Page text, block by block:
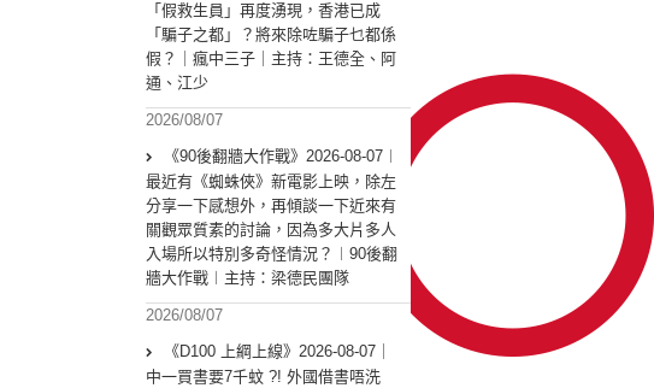
「假救生員」再度湧現，香港已成
「騙子之都」？將來除咗騙子乜都係
假？｜瘋中三子｜主持：王德全、阿
通、江少
2026/08/07
《90後翻牆大作戰》2026-08-07︱
最近有《蜘蛛俠》新電影上映，除左
分享一下感想外，再傾談一下近來有
關觀眾質素的討論，因為多大片多人
入場所以特別多奇怪情況？︱90後翻
牆大作戰︱主持：梁德民團隊
2026/08/07
《D100 上綱上線》2026-08-07｜
中一買書要7千蚊 ?! 外國借書唔洗